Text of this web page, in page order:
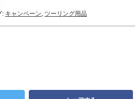
: キャンペーン, ツーリング用品